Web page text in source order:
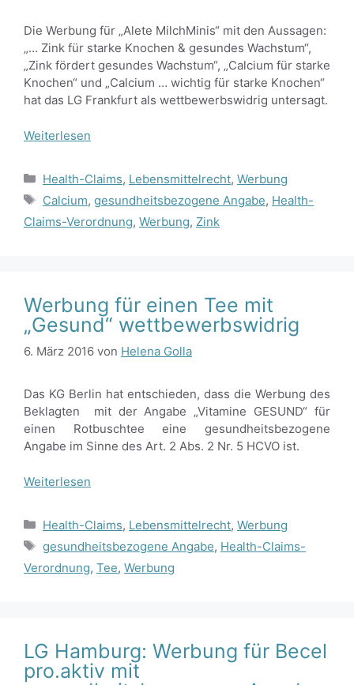
Die Werbung für „Alete MilchMinis“ mit den Aussagen:
„… Zink für starke Knochen & gesundes Wachstum“,
„Zink fördert gesundes Wachstum“, „Calcium für starke
Knochen“ und „Calcium … wichtig für starke Knochen“
hat das LG Frankfurt als wettbewerbswidrig untersagt.
Weiterlesen
Kategorien
Health-Claims, Lebensmittelrecht, Werbung
Schlagwörter
Calcium, gesundheitsbezogene Angabe, Health-
Claims-Verordnung, Werbung, Zink
Werbung für einen Tee mit
„Gesund“ wettbewerbswidrig
6. März 2016 von Helena Golla
Das KG Berlin hat entschieden, dass die Werbung des
Beklagten mit der Angabe „Vitamine GESUND“ für
einen Rotbuschtee eine gesundheitsbezogene
Angabe im Sinne des Art. 2 Abs. 2 Nr. 5 HCVO ist.
Weiterlesen
Kategorien
Health-Claims, Lebensmittelrecht, Werbung
Schlagwörter
gesundheitsbezogene Angabe, Health-Claims-
Verordnung, Tee, Werbung
LG Hamburg: Werbung für Becel
pro.aktiv mit